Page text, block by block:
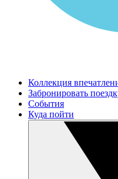
Коллекция
Забронировать
События
Куда пойти